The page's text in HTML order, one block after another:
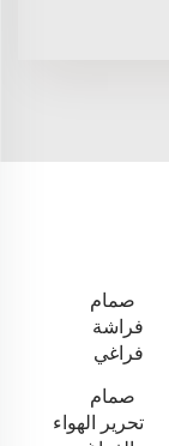
صمام
فراشة
فراغي
صمام
تحرير الهواء